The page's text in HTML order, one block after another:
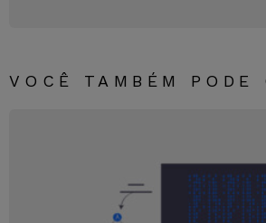
VOCÊ TAMBÉM PODE